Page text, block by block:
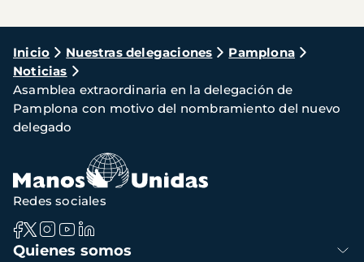
Ruta
de
navegación
Inicio Nuestras delegaciones
Pamplona
Noticias
Asamblea extraordinaria en la delegación de
Pamplona con motivo del nombramiento del nuevo
delegado
Navegación
Quienes somos
Redes sociales